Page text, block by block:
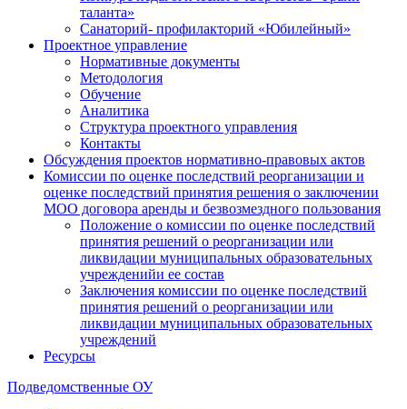
таланта»
Санаторий- профилакторий «Юбилейный»
Проектное управление
Нормативные документы
Методология
Обучение
Аналитика
Структура проектного управления
Контакты
Обсуждения проектов нормативно-правовых актов
Комиссии по оценке последствий реорганизации и
оценке последствий принятия решения о заключении
МОО договора аренды и безвозмездного пользования
Положение о комиссии по оценке последствий
принятия решений о реорганизации или
ликвидации муниципальных образовательных
учрежденийи ее состав
Заключения комиссии по оценке последствий
принятия решений о реорганизации или
ликвидации муниципальных образовательных
учреждений
Ресурсы
Подведомственные ОУ